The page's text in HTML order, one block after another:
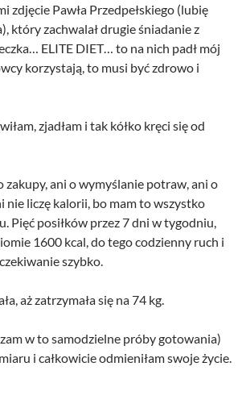
zdjęcie Pawła Przedpełskiego (lubię
który zachwalał drugie śniadanie z
ELITE DIET… to na nich padł mój
korzystają, to musi być zdrowo i
zjadłam i tak kółko kręci się od
zakupy, ani o wymyślanie potraw, ani o
nie liczę kalorii, bo mam to wszystko
Pięć posiłków przez 7 dni w tygodniu,
1600 kcal, do tego codzienny ruch i
szybko.
aż zatrzymała się na 74 kg.
w to samodzielne próby gotowania)
i całkowicie odmieniłam swoje życie.